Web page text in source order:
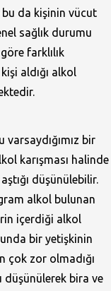
bu da kişinin vücut
sağlık durumu
farklılık
aldığı alkol
bir
karışması halinde
düşünülebilir.
alkol bulunan
içerdiği alkol
bir yetişkinin
çok zor olmadığı
düşünülerek bira ve